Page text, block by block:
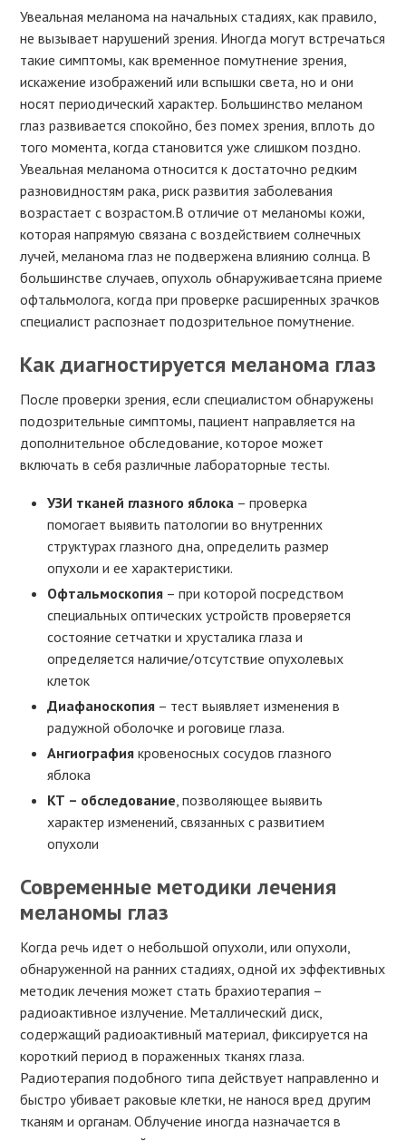
Увеальная меланома на начальных стадиях, как правило,
не вызывает нарушений зрения. Иногда могут встречаться
такие симптомы, как временное помутнение зрения,
искажение изображений или вспышки света, но и они
носят периодический характер. Большинство меланом
глаз развивается спокойно, без помех зрения, вплоть до
того момента, когда становится уже слишком поздно.
Увеальная меланома относится к достаточно редким
разновидностям рака, риск развития заболевания
возрастает с возрастом.В отличие от меланомы кожи,
которая напрямую связана с воздействием солнечных
лучей, меланома глаз не подвержена влиянию солнца. В
большинстве случаев, опухоль обнаруживаетсяна приеме
офтальмолога, когда при проверке расширенных зрачков
специалист распознает подозрительное помутнение.
Как диагностируется меланома глаз
После проверки зрения, если специалистом обнаружены
подозрительные симптомы, пациент направляется на
дополнительное обследование, которое может
включать в себя различные лабораторные тесты.
УЗИ тканей глазного яблока – проверка
помогает выявить патологии во внутренних
структурах глазного дна, определить размер
опухоли и ее характеристики.
Офтальмоскопия – при которой посредством
специальных оптических устройств проверяется
состояние сетчатки и хрусталика глаза и
определяется наличие/отсутствие опухолевых
клеток
Диафаноскопия – тест выявляет изменения в
радужной оболочке и роговице глаза.
Ангиография кровеносных сосудов глазного
яблока
КТ – обследование, позволяющее выявить
характер изменений, связанных с развитием
опухоли
Современные методики лечения
меланомы глаз
Когда речь идет о небольшой опухоли, или опухоли,
обнаруженной на ранних стадиях, одной их эффективных
методик лечения может стать брахиотерапия –
радиоактивное излучение. Металлический диск,
содержащий радиоактивный материал, фиксируется на
короткий период в пораженных тканях глаза.
Радиотерапия подобного типа действует направленно и
быстро убивает раковые клетки, не нанося вред другим
тканям и органам. Облучение иногда назначается в